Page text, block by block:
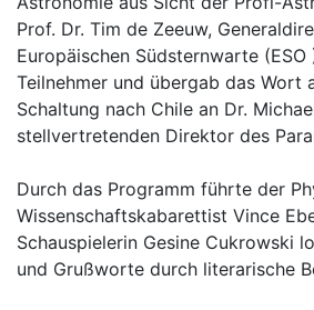
Prof. Dr. Tim de Zeeuw,
Europäischen Südsternwarte
Teilnehmer und übergab das Wort
Schaltung nach Chile an Dr.
stellvertretenden Direktor des
Durch das Programm führte der
Wissenschaftskabarettist Vince
Schauspielerin Gesine Cukrowski
und Grußworte durch literarische